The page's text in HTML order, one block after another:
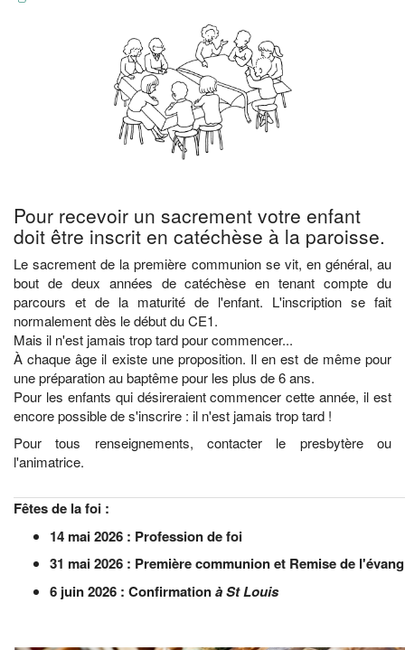
Pour recevoir un sacrement votre enfant
doit être inscrit en catéchèse à la paroisse.
Le sacrement de la première communion se vit, en général, au
bout de deux années de catéchèse en tenant compte du
parcours et de la maturité de l'enfant. L'inscription se fait
normalement dès le début du CE1.
Mais il n'est jamais trop tard pour commencer...
À chaque âge il existe une proposition. Il en est de même pour
une préparation au baptême pour les plus de 6 ans.
Pour les enfants qui désireraient commencer cette année, il est
encore possible de s'inscrire : il n'est jamais trop tard !
Pour tous renseignements, contacter le presbytère ou
l'animatrice.
Fêtes de la foi :
14 mai 2026 : Profession de foi
31 mai 2026 : Première communion et Remise de
6 juin 2026 : Confirmationà St Louis